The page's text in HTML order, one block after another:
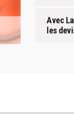
Avec
les